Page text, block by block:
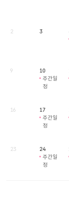
2 3
9
10
주간일
정
16
17
주간일
정
23
24
주간일
정